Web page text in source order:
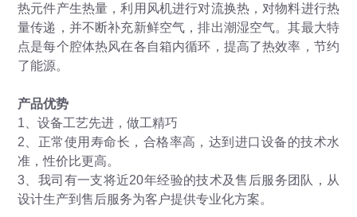
热元件产生热量，利用风机进行对流换热，对物料进行热
量传递，并不断补充新鲜空气，排出潮湿空气。其最大特
点是每个腔体热风在各自箱内循环，提高了热效率，节约
了能源。
产品优势
1、设备工艺先进，做工精巧
2、正常使用寿命长，合格率高，达到进口设备的技术水
准，性价比更高。
3、我司有一支将近20年经验的技术及售后服务团队，从
设计生产到售后服务为客户提供专业化方案。